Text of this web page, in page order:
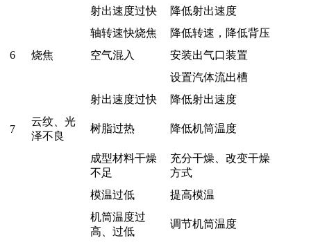
射出速度过快
降低射出速度
轴转速快烧焦
降低转速，降低背压
6
烧焦 空气混入
安装出气口装置
设置汽体流出槽
射出速度过快
降低射出速度
7
云纹、光
泽不良
树脂过热 降低机筒温度
成型材料干燥
不足
充分干燥、改变干燥
方式
模温过低
提高模温
机筒温度过
高、过低
调节机筒温度